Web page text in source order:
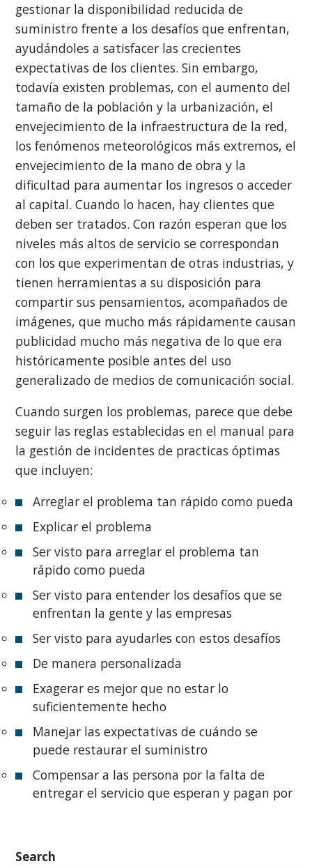
gestionar la disponibilidad reducida de
suministro frente a los desafíos que enfrentan,
ayudándoles a satisfacer las crecientes
expectativas de los clientes. Sin embargo,
todavía existen problemas, con el aumento del
tamaño de la población y la urbanización, el
envejecimiento de la infraestructura de la red,
los fenómenos meteorológicos más extremos, el
envejecimiento de la mano de obra y la
dificultad para aumentar los ingresos o acceder
al capital. Cuando lo hacen, hay clientes que
deben ser tratados. Con razón esperan que los
niveles más altos de servicio se correspondan
con los que experimentan de otras industrias, y
tienen herramientas a su disposición para
compartir sus pensamientos, acompañados de
imágenes, que mucho más rápidamente causan
publicidad mucho más negativa de lo que era
históricamente posible antes del uso
generalizado de medios de comunicación social.
Cuando surgen los problemas, parece que debe
seguir las reglas establecidas en el manual para
la gestión de incidentes de practicas óptimas
que incluyen:
Arreglar el problema tan rápido como pueda
Explicar el problema
Ser visto para arreglar el problema tan
rápido como pueda
Ser visto para entender los desafíos que se
enfrentan la gente y las empresas
Ser visto para ayudarles con estos desafíos
De manera personalizada
Exagerar es mejor que no estar lo
suficientemente hecho
Manejar las expectativas de cuándo se
puede restaurar el suministro
Compensar a las persona por la falta de
entregar el servicio que esperan y pagan por
Search